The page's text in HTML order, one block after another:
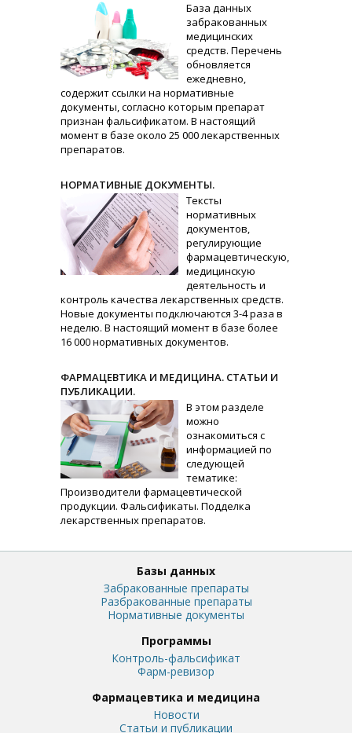
База данных
забракованных
медицинских
средств. Перечень
обновляется
ежедневно,
содержит ссылки на нормативные
документы, согласно которым препарат
признан фальсификатом. В настоящий
момент в базе около 25 000 лекарственных
препаратов.
НОРМАТИВНЫЕ ДОКУМЕНТЫ.
Тексты
нормативных
документов,
регулирующие
фармацевтическую,
медицинскую
деятельность и
контроль качества лекарственных средств.
Новые документы подключаются 3-4 раза в
неделю. В настоящий момент в базе более
16 000 нормативных документов.
ФАРМАЦЕВТИКА И МЕДИЦИНА. СТАТЬИ И
ПУБЛИКАЦИИ.
В этом разделе
можно
ознакомиться с
информацией по
следующей
тематике:
Производители фармацевтической
продукции. Фальсификаты. Подделка
лекарственных препаратов.
Базы данных
Забракованные препараты
Разбракованные препараты
Нормативные документы
Программы
Контроль-фальсификат
Фарм-ревизор
Фармацевтика и медицина
Новости
Статьи и публикации